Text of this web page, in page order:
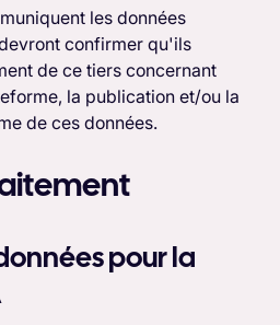
les données
confirmer qu'ils
de ce tiers concernant
la publication et/ou la
de ces données.
pour la